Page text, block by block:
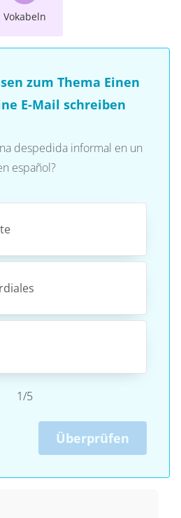
Vokabeln
zum Thema Einen
E-Mail schreiben
despedida informal en un
español?
1/5
Überprüfen